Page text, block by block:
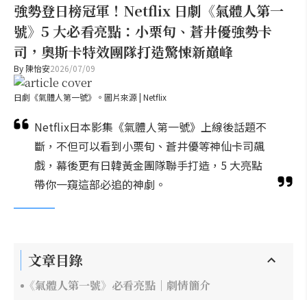
強勢登日榜冠軍！Netflix 日劇《氣體人第一
號》5 大必看亮點：小栗旬、蒼井優強勢卡
司，奧斯卡特效團隊打造驚悚新巔峰
By 陳怡安2026/07/09
日劇《氣體人第一號》。圖片來源 | Netflix
Netflix日本影集《氣體人第一號》上線後話題不
斷，不但可以看到小栗旬、蒼井優等神仙卡司飆
戲，幕後更有日韓黃金團隊聯手打造，5 大亮點
帶你一窺這部必追的神劇。
文章目錄
《氣體人第一號》必看亮點｜劇情簡介